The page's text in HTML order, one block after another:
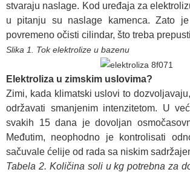
stvaraju naslage. Kod uređaja za
u pitanju su naslage kamenca. Zato
povremeno očisti cilindar, što treba
Slika 1. Tok elektrolize u bazenu
Elektroliza u zimskim uslovima?
Zimi, kada klimatski uslovi to
održavati smanjenim intenzitetom. U
svakih 15 dana je dovoljan
Međutim, neophodno je kontrolisati
sačuvale ćelije od rada sa niskim
Tabela 2. Količina soli u kg potrebna za